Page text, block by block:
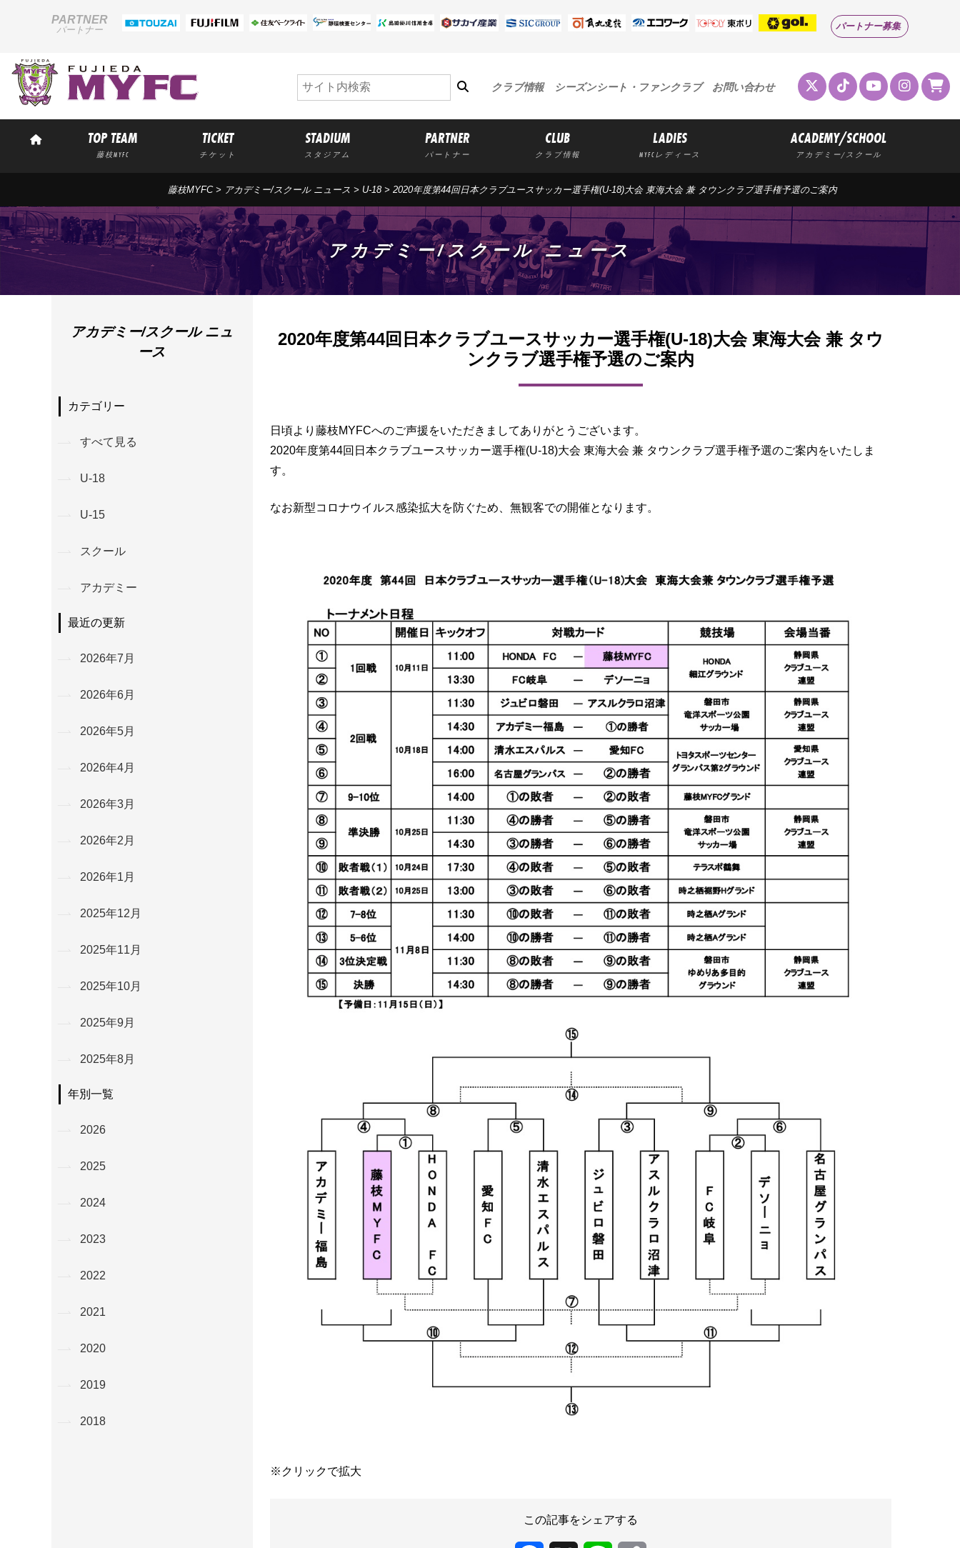
PARTNER
パートナー パートナー募集
クラブ情報 シーズンシート・ファンクラブ お問い合わせ
TOP TEAM
藤枝MYFC
TICKET
チケット
STADIUM
スタジアム
PARTNER
パートナー
CLUB
クラブ情報
LADIES
MYFCレディース
ACADEMY/SCHOOL
アカデミー/スクール
藤枝MYFC> アカデミー/スクール ニュース > U-18 > 2020年度第44回日本クラブユースサッカー選手権(U-18)大会 東海大会 兼 タウンクラブ選手権予選のご案内
アカデミー/スクール ニュース
2020年度第44回日本クラブユースサッカー選手権(U-18)大会 東海大会 兼 タウ
ンクラブ選手権予選のご案内
日頃より藤枝MYFCへのご声援をいただきましてありがとうございます。
2020年度第44回日本クラブユースサッカー選手権(U-18)大会 東海大会 兼 タウンクラブ選手権予選のご案内をいたしま
す。
なお新型コロナウイルス感染拡大を防ぐため、無観客での開催となります。
※クリックで拡大
この記事をシェアする
アカデミー/スクール ニュ
ース
カテゴリー
すべて見る
U-18
U-15
スクール
アカデミー
最近の更新
2026年7月
2026年6月
2026年5月
2026年4月
2026年3月
2026年2月
2026年1月
2025年12月
2025年11月
2025年10月
2025年9月
2025年8月
年別一覧
2026
2025
2024
2023
2022
2021
2020
2019
2018